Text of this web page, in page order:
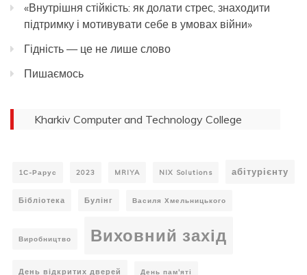
«Внутрішня стійкість: як долати стрес, знаходити
підтримку і мотивувати себе в умовах війни»
Гідність — це не лише слово
Пишаємось
Kharkiv Computer and Technology College
1С-Рарус 2023 MRIYA NIX Solutions абітурієнту
Бібліотека Булінг Василя Хмельницького
Виробництво Виховний захід
День відкритих дверей День пам'яті